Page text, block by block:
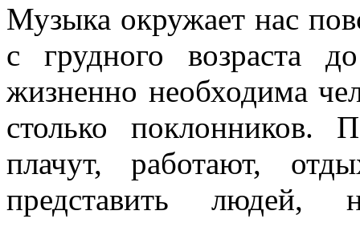
Музыка окружает нас
с грудного возраста
жизненно необходима
столько
плачут, работают,
представить